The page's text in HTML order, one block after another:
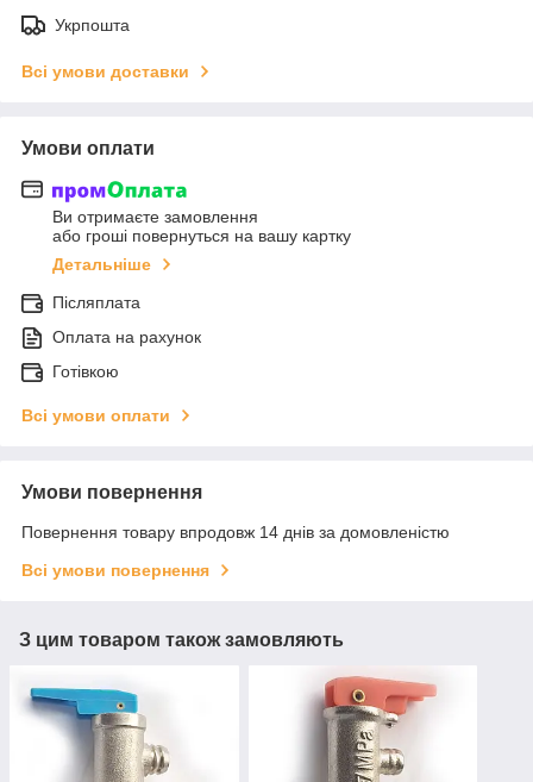
Укрпошта
Всі умови доставки
Умови оплати
Ви отримаєте замовлення
або гроші повернуться на вашу картку
Детальніше
Післяплата
Оплата на рахунок
Готівкою
Всі умови оплати
Умови повернення
Повернення товару впродовж 14 днів за домовленістю
Всі умови повернення
З цим товаром також замовляють